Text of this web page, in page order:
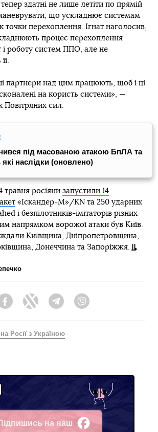
здатні не лише летіти по прямій
що ускладнює системам
точки перехоплення. Ігнат наголосив,
процес перехоплення
і роботу систем ППО, але не
партнери над цим працюють, щоб і ці
на користь системи», —
Повітряних сил.
під масованою атакою БпЛА та
наслідки (оновлено)
травня росіяни запустили 14
«Іскандер-М»/KN та 250 ударних
і безпілотників-імітаторів різних
напрямком ворожої атаки був Київ.
Київщина, Дніпропетровщина,
Донеччина та Запоріжжя.
FacebookTwitter Telegram
Росії з Україною
на наш
Facebook